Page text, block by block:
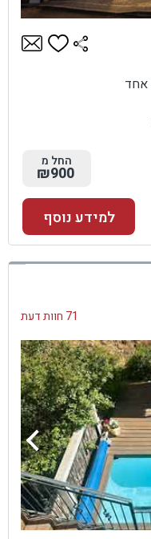
החל מ
₪900
למידע נוסף
71 חוות דעת